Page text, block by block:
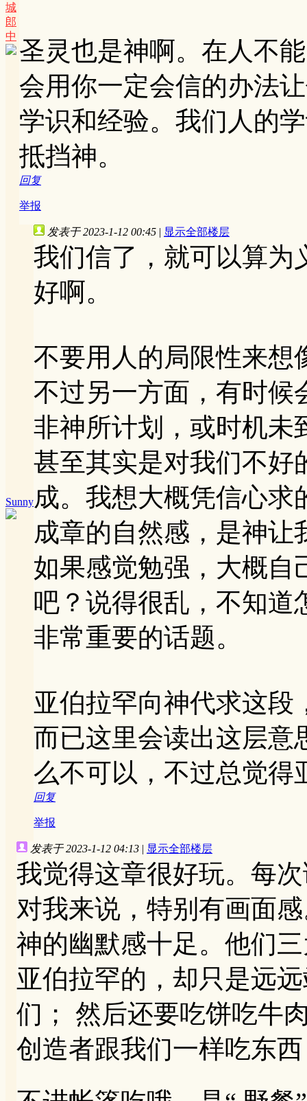
城
郎
中
圣灵也是神啊。在人不
会用你一定会信的办法
学识和经验。我们人的
抵挡神。
回复
举报
Sunny
发表于 2023-1-12 00:45 | 显示全部楼层
我们信了，就可以算为
好啊。
不要用人的局限性来想
不过另一方面，有时候
非神所计划，或时机未
甚至其实是对我们不好
成。我想大概凭信心求
成章的自然感，是神让
如果感觉勉强，大概自
吧？说得很乱，不知道
非常重要的话题。
亚伯拉罕向神代求这段
而已这里会读出这层意
么不可以，不过总觉得
回复
举报
发表于 2023-1-12 04:13 | 显示全部楼层
我觉得这章很好玩。每
对我来说，特别有画面
神的幽默感十足。他们
亚伯拉罕的，却只是远
们； 然后还要吃饼吃牛
创造者跟我们一样吃东